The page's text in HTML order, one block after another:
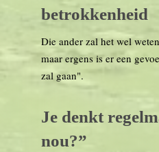
betrokkenheid
Die ander zal het wel
maar ergens is er een
zal gaan".
Je denkt
nou?”